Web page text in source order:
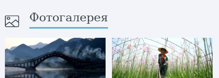
Фотогалерея